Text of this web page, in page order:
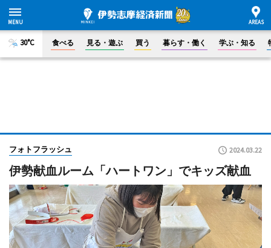
30°C 食べる 見る・遊ぶ 買う 暮らす・働く 学ぶ・知る
フォトフラッシュ 2024.03.22
伊勢献血ルーム「ハートワン」でキッズ献血